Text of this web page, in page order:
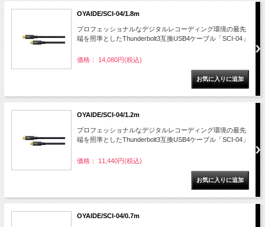
OYAIDE/SCI-04/1.8m
プロフェッショナルなデジタルレコーディング環境の最先
端を照準としたThunderbolt3互換USB4ケーブル「SCI-04」
価格： 14,080円(税込)
OYAIDE/SCI-04/1.2m
プロフェッショナルなデジタルレコーディング環境の最先
端を照準としたThunderbolt3互換USB4ケーブル「SCI-04」
価格： 11,440円(税込)
OYAIDE/SCI-04/0.7m